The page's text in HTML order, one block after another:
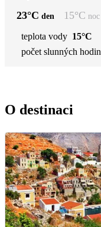
23°C den 15°C noc
teplota vody 15°C
počet slunných hodin
O destinaci